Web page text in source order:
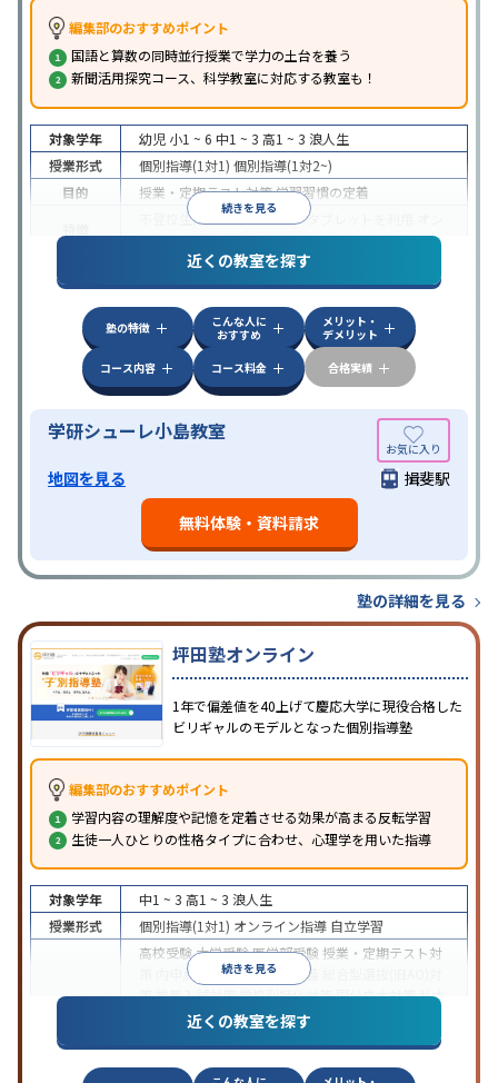
編集部のおすすめポイント
国語と算数の同時並行授業で学力の土台を養う
新聞活用探究コース、科学教室に対応する教室も！
続きを見る
対象学年 幼児 小1 ~ 6 中1 ~ 3 高1 ~ 3 浪人生
授業形式
個別指導(1対1) 個別指導(1対2~)
目的
授業・定期テスト対策学習習慣の定着
不登校生に対応学習にPC・タブレットを利用
ライン対応
近くの教室を探す
塾の特徴
こんな人に
おすすめ
メリット・
デメリット
コース内容
コース料金 合格実績
学研シューレ小島教室
地図を見る
揖斐駅
無料体験・資料請求
塾の詳細を見る
坪田塾オンライン
1年で偏差値を40上げて慶応大学に現役合格した
ビリギャルのモデルとなった個別指導塾
編集部のおすすめポイント
学習内容の理解度や記憶を定着させる効果が高まる反転学習
生徒一人ひとりの性格タイプに合わせ、心理学を用いた指導
続きを見る
対象学年 中1 ~ 3 高1 ~ 3 浪人生
授業形式
個別指導(1対1) オンライン指導 自立学習
高校受験大学受験医学部受験 授業・定期テスト対
内申点対策学習習慣の定着
策推薦入試対策学校別特化対策国公立大対策私大
共通テスト対策英検(英語検定)対策
その
近くの教室を探す